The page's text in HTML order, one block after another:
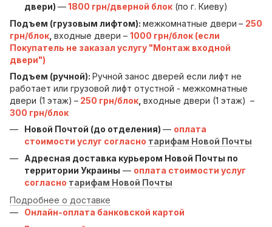
двери) —1800 грн/дверной блок (по г. Киеву)
Подъем (грузовым лифтом): межкомнатные двери – 250
грн/блок входные двери – 1000 грн/блок (если
Покупатель не заказал услугу "Монтаж входной
двери")
Подъем (ручной): Ручной занос дверей если лифт не
работает или грузовой лифт отустной - межкомнатные
двери (1 этаж) – 250 грн/блок входные двери (1 этаж) –
300 грн/блок
Новой Почтой (до отделения) — оплата
стоимости услуг согласно тарифам Новой Почты
Адресная доставка курьером Новой Почты по
территории Украины — оплата стоимости услуг
согласно тарифам Новой Почты
Подробнее о доставке
Онлайн-оплата банковской картой